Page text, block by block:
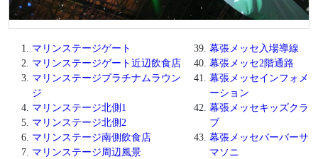
マリンステージゲート
マリンステージゲート近辺飲食店
マリンステージプラチナムラウン
ジ
マリンステージ北側1
マリンステージ北側2
マリンステージ南側飲食店
マリンステージ周辺風景
幕張メッセ入場導線
幕張メッセ2階通路
幕張メッセインフォメ
ーション
幕張メッセキッズクラ
ブ
幕張メッセバーバーサ
マソニ